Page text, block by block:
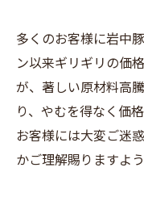
多くのお客様に岩中
ン以来ギリギリの価
が、著しい原材料高
り、やむを得なく価
お客様には大変ご迷
かご理解賜りますよ